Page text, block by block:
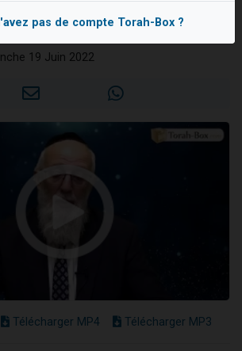
vient de donner son Maasser
Il reste 49 places pour étudier en groupe sur Zoom
BITTON
19 Juin 2022
Télécharger MP4 Télécharger MP3
pas de compte Torah-Box ?